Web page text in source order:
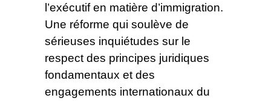
l’exécutif en matière d’immigration.
Une réforme qui soulève de
sérieuses inquiétudes sur le
respect des principes juridiques
fondamentaux et des
engagements internationaux du